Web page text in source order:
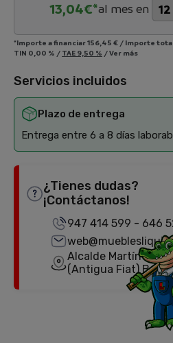
13,04€*al mes en
*Importe a financiar156,45 € / Importe
TIN 0,00 % / TAE 9,50 % /Ver más
Servicios incluidos
Plazo de entrega
Entrega entre 6 a 8 días
¿Tienes dudas?
¡Contáctanos!
947 414 599 - 646
Alcalde Martín
(Antigua Fiat)